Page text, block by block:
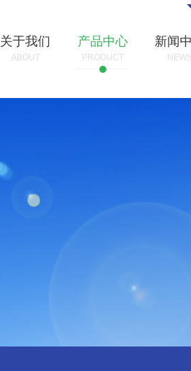
关于我们
ABOUT
产品中心
PRODUCT
新闻
NEWS